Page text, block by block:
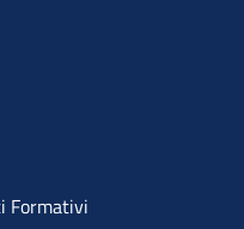
Formativi